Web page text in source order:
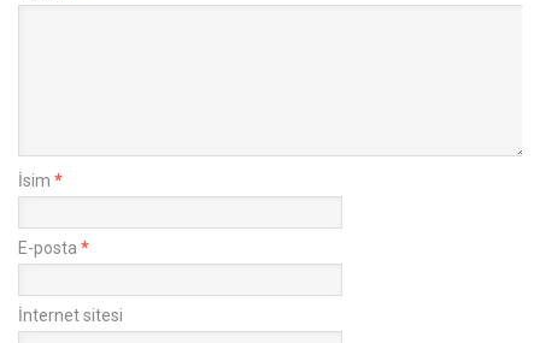
İsim *
E-posta *
İnternet sitesi